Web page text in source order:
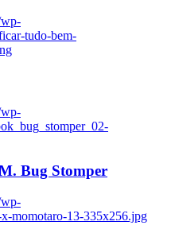
tudo-bem-
Bug Stomper
momotaro-13-335x256.jpg